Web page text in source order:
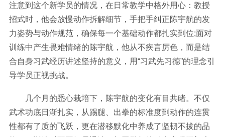
注意到这个新学员的情况，在日常教学中格外用心：教授
招式时，他会放慢动作拆解细节，手把手纠正陈宇航的发
力姿势与动作规范，确保每一个基础动作都扎实到位;面对
训练中产生畏难情绪的陈宇航，他从不疾言厉色，而是结
合自身习武经历讲述坚持的意义，用“习武先习德”的理念引
导学员正视挑战。
几个月的悉心栽培下，陈宇航的变化有目共睹。不仅
武术功底日渐扎实，从踢腿、出拳的标准度到动作的连贯
性都有了质的飞跃，更在潜移默化中养成了坚韧不拔的品